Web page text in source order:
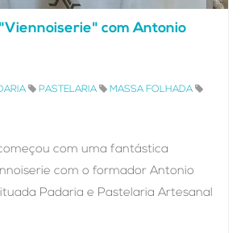
com Antonio
PASTELARIA
MASSA FOLHADA
com uma fantástica
com o formador Antonio
Padaria e Pastelaria Artesanal